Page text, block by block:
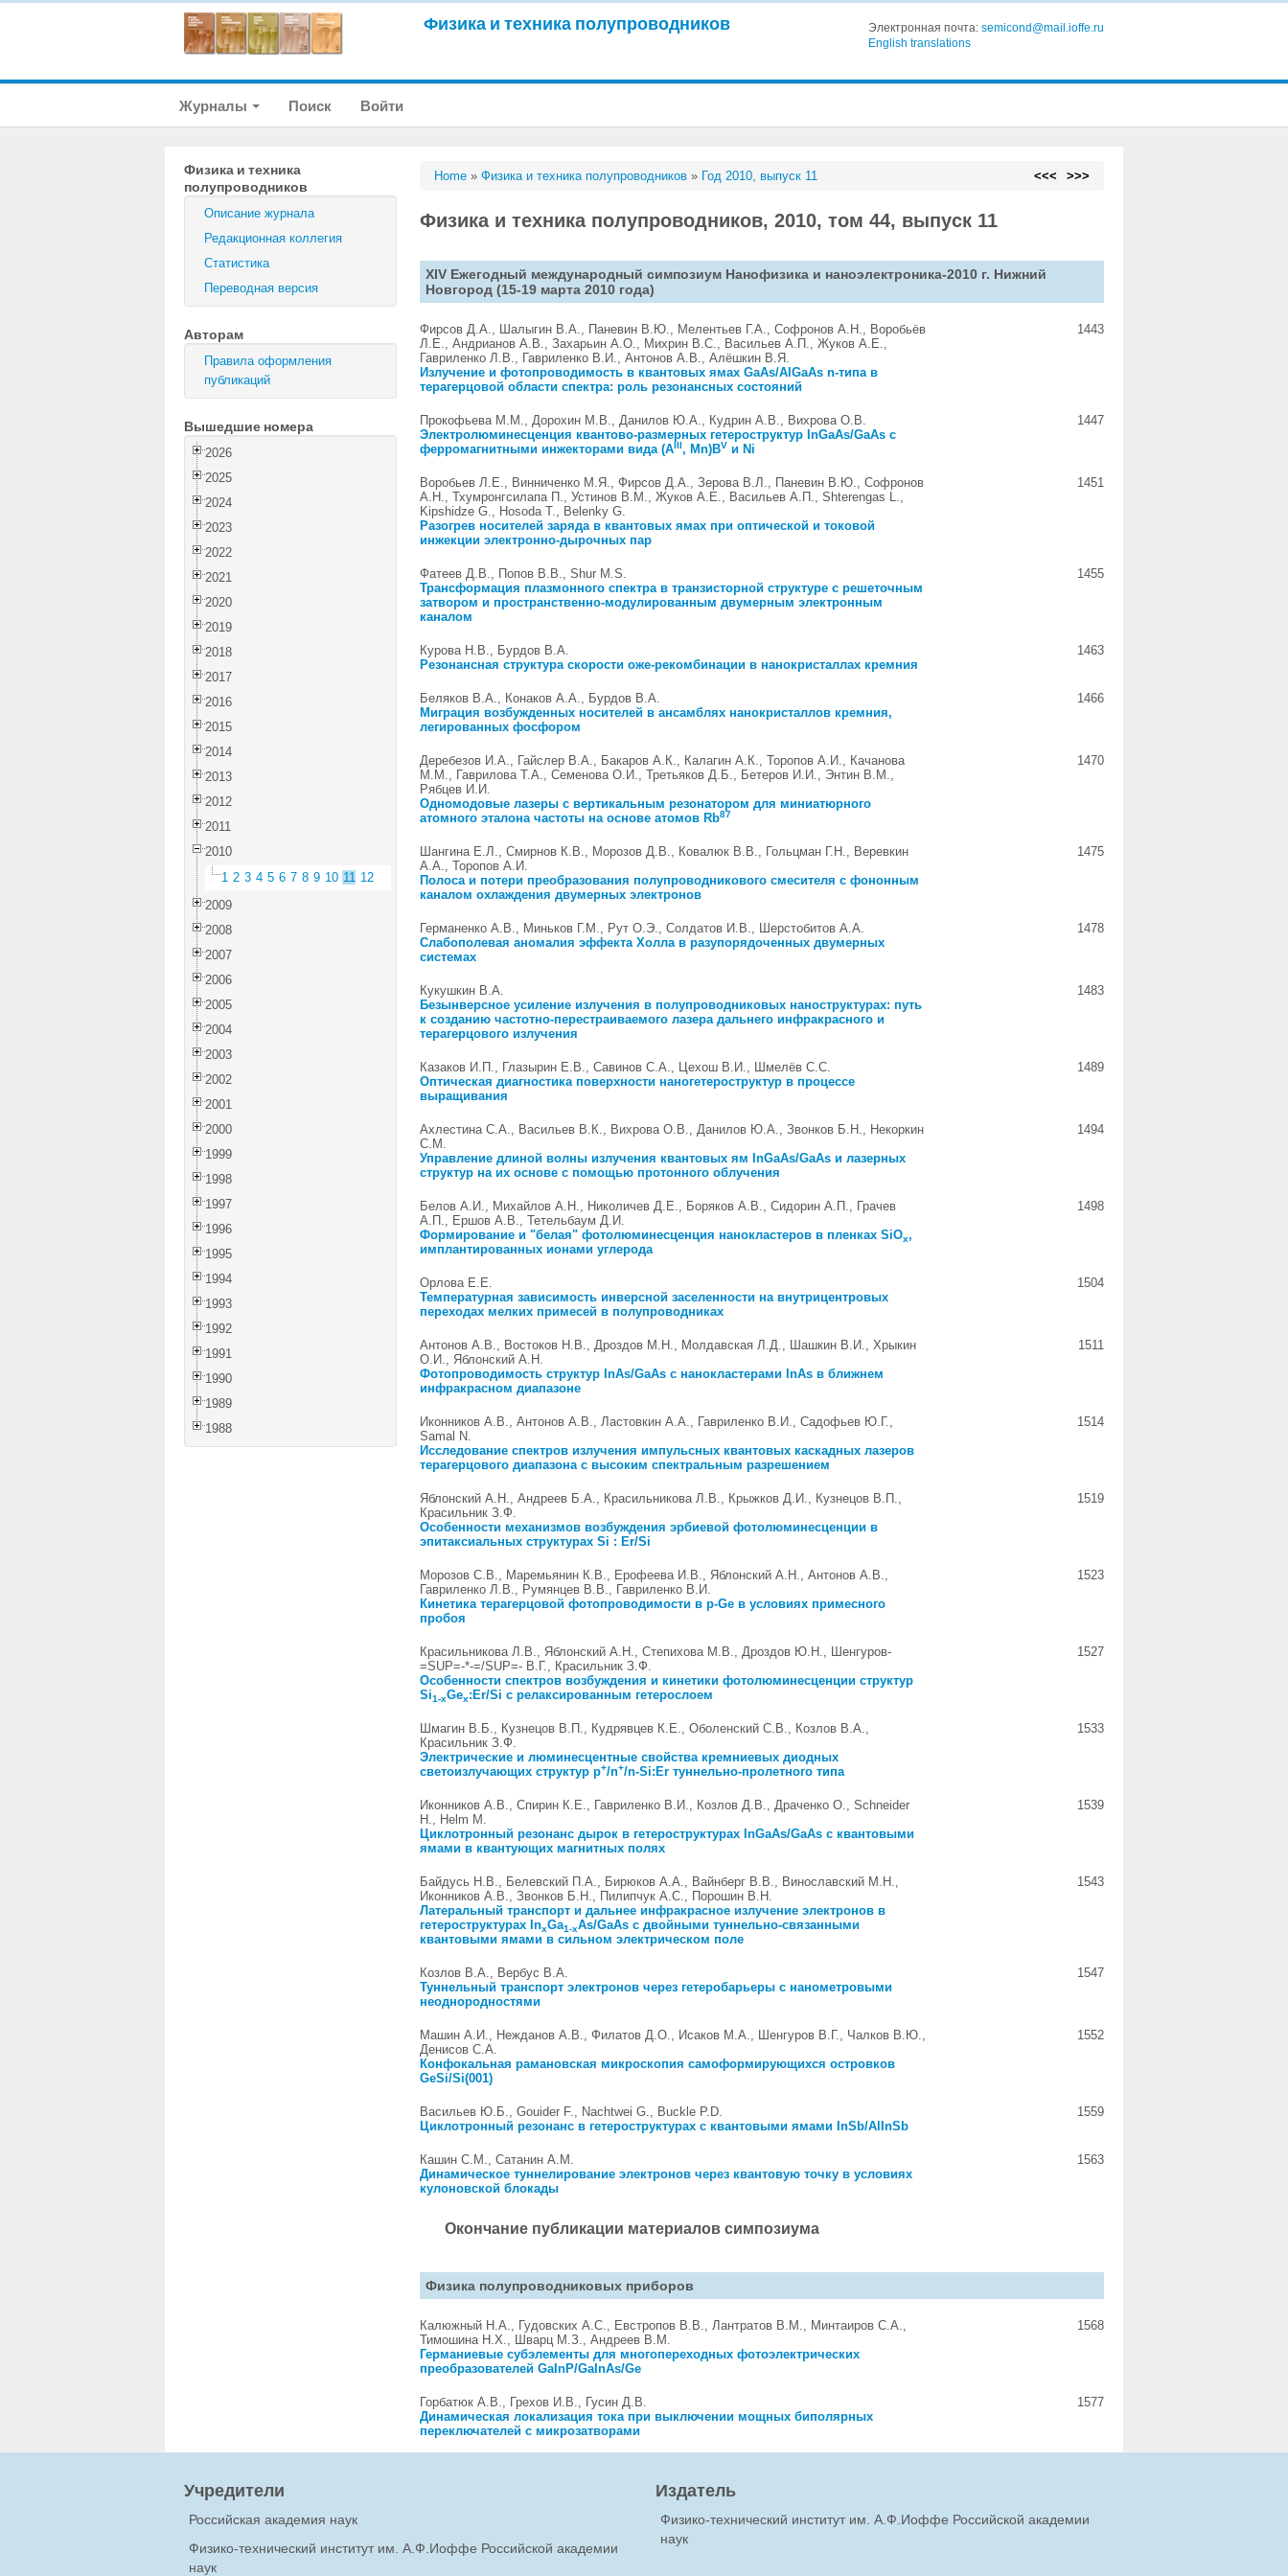
Физика и техника полупроводников Электронная почта: semicond@mail.ioffe.ru
English translations
Журналы Поиск Войти
Физика и техника
полупроводников
Описание журнала
Редакционная коллегия
Статистика
Переводная версия
Авторам
Правила оформления
публикаций
Вышедшие номера
2026
2025
2024
2023
2022
2021
2020
2019
2018
2017
2016
2015
2014
2013
2012
2011
2010
1 2 3 4 5 6 7 8 9 10 11 12
2009
2008
2007
2006
2005
2004
2003
2002
2001
2000
1999
1998
1997
1996
1995
1994
1993
1992
1991
1990
1989
1988
Home »Физика и техника полупроводников » Год 2010, выпуск 11 <<< >>>
Физика и техника полупроводников, 2010, том 44, выпуск 11
XIV Ежегодный международный симпозиум Нанофизика и наноэлектроника-2010 г. Нижний
Новгород (15-19 марта 2010 года)
Фирсов Д.А., Шалыгин В.А., Паневин В.Ю., Мелентьев Г.А., Софронов А.Н., Воробьёв
Л.Е., Андрианов А.В., Захарьин А.О., Михрин В.С., Васильев А.П., Жуков А.Е.,
Гавриленко Л.В., Гавриленко В.И., Антонов А.В., Алёшкин В.Я.
Излучение и фотопроводимость в квантовых ямах GaAs/AlGaAs n-типа в
терагерцовой области спектра: роль резонансных состояний
1443
Прокофьева М.М., Дорохин М.В., Данилов Ю.А., Кудрин А.В., Вихрова О.В.
Электролюминесценция квантово-размерных гетероструктур InGaAs/GaAs с
ферромагнитными инжекторами вида (AIII, Mn)BV и Ni
1447
Воробьев Л.Е., Винниченко М.Я., Фирсов Д.А., Зерова В.Л., Паневин В.Ю., Софронов
А.Н., Тхумронгсилапа П., Устинов В.М., Жуков А.Е., Васильев А.П., Shterengas L.,
Kipshidze G., Hosoda T., Belenky G.
Разогрев носителей заряда в квантовых ямах при оптической и токовой
инжекции электронно-дырочных пар
1451
Фатеев Д.В., Попов В.В., Shur M.S.
Трансформация плазмонного спектра в транзисторной структуре с решеточным
затвором и пространственно-модулированным двумерным электронным
каналом
1455
Курова Н.В., Бурдов В.А.
Резонансная структура скорости оже-рекомбинации в нанокристаллах кремния
1463
Беляков В.А., Конаков А.А., Бурдов В.А.
Миграция возбужденных носителей в ансамблях нанокристаллов кремния,
легированных фосфором
1466
Деребезов И.А., Гайслер В.А., Бакаров А.К., Калагин А.К., Торопов А.И., Качанова
М.М., Гаврилова Т.А., Семенова О.И., Третьяков Д.Б., Бетеров И.И., Энтин В.М.,
Рябцев И.И.
Одномодовые лазеры с вертикальным резонатором для миниатюрного
атомного эталона частоты на основе атомов Rb87
1470
Шангина Е.Л., Смирнов К.В., Морозов Д.В., Ковалюк В.В., Гольцман Г.Н., Веревкин
А.А., Торопов А.И.
Полоса и потери преобразования полупроводникового смесителя с фононным
каналом охлаждения двумерных электронов
1475
Германенко А.В., Миньков Г.М., Рут О.Э., Солдатов И.В., Шерстобитов А.А.
Слабополевая аномалия эффекта Холла в разупорядоченных двумерных
системах
1478
Кукушкин В.А.
Безынверсное усиление излучения в полупроводниковых наноструктурах: путь
к созданию частотно-перестраиваемого лазера дальнего инфракрасного и
терагерцового излучения
1483
Казаков И.П., Глазырин Е.В., Савинов С.А., Цехош В.И., Шмелёв С.С.
Оптическая диагностика поверхности наногетероструктур в процессе
выращивания
1489
Ахлестина С.А., Васильев В.К., Вихрова О.В., Данилов Ю.А., Звонков Б.Н., Некоркин
С.М.
Управление длиной волны излучения квантовых ям InGaAs/GaAs и лазерных
структур на их основе с помощью протонного облучения
1494
Белов А.И., Михайлов А.Н., Николичев Д.Е., Боряков А.В., Сидорин А.П., Грачев
А.П., Ершов А.В., Тетельбаум Д.И.
Формирование и "белая" фотолюминесценция нанокластеров в пленках SiOx,
имплантированных ионами углерода
1498
Орлова Е.Е.
Температурная зависимость инверсной заселенности на внутрицентровых
переходах мелких примесей в полупроводниках
1504
Антонов А.В., Востоков Н.В., Дроздов М.Н., Молдавская Л.Д., Шашкин В.И., Хрыкин
О.И., Яблонский А.Н.
Фотопроводимость структур InAs/GaAs с нанокластерами InAs в ближнем
инфракрасном диапазоне
1511
Иконников А.В., Антонов А.В., Ластовкин А.А., Гавриленко В.И., Садофьев Ю.Г.,
Samal N.
Исследование спектров излучения импульсных квантовых каскадных лазеров
терагерцового диапазона с высоким спектральным разрешением
1514
Яблонский А.Н., Андреев Б.А., Красильникова Л.В., Крыжков Д.И., Кузнецов В.П.,
Красильник З.Ф.
Особенности механизмов возбуждения эрбиевой фотолюминесценции в
эпитаксиальных структурах Si : Er/Si
1519
Морозов С.В., Маремьянин К.В., Ерофеева И.В., Яблонский А.Н., Антонов А.В.,
Гавриленко Л.В., Румянцев В.В., Гавриленко В.И.
Кинетика терагерцовой фотопроводимости в p-Ge в условиях примесного
пробоя
1523
Красильникова Л.В., Яблонский А.Н., Степихова М.В., Дроздов Ю.Н., Шенгуров-
=SUP=-*-=/SUP=- В.Г., Красильник З.Ф.
Особенности спектров возбуждения и кинетики фотолюминесценции структур
Si1-xGex:Er/Si с релаксированным гетерослоем
1527
Шмагин В.Б., Кузнецов В.П., Кудрявцев К.Е., Оболенский С.В., Козлов В.А.,
Красильник З.Ф.
Электрические и люминесцентные свойства кремниевых диодных
светоизлучающих структур p+/n+/n-Si:Er туннельно-пролетного типа
1533
Иконников А.В., Спирин К.Е., Гавриленко В.И., Козлов Д.В., Драченко О., Schneider
H., Helm M.
Циклотронный резонанс дырок в гетероструктурах InGaAs/GaAs с квантовыми
ямами в квантующих магнитных полях
1539
Байдусь Н.В., Белевский П.А., Бирюков А.А., Вайнберг В.В., Винославский М.Н.,
Иконников А.В., Звонков Б.Н., Пилипчук А.С., Порошин В.Н.
Латеральный транспорт и дальнее инфракрасное излучение электронов в
гетероструктурах InxGa1-xAs/GaAs с двойными туннельно-связанными
квантовыми ямами в сильном электрическом поле
1543
Козлов В.А., Вербус В.А.
Туннельный транспорт электронов через гетеробарьеры с нанометровыми
неоднородностями
1547
Машин А.И., Нежданов А.В., Филатов Д.О., Исаков М.А., Шенгуров В.Г., Чалков В.Ю.,
Денисов С.А.
Конфокальная рамановская микроскопия самоформирующихся островков
GeSi/Si(001)
1552
Васильев Ю.Б., Gouider F., Nachtwei G., Buckle P.D.
Циклотронный резонанс в гетероструктурах с квантовыми ямами InSb/AlInSb
1559
Кашин С.М., Сатанин А.М.
Динамическое туннелирование электронов через квантовую точку в условиях
кулоновской блокады
1563
Окончание публикации материалов симпозиума
Физика полупроводниковых приборов
Калюжный Н.А., Гудовских А.С., Евстропов В.В., Лантратов В.М., Минтаиров С.А.,
Тимошина Н.Х., Шварц М.З., Андреев В.М.
Германиевые субэлементы для многопереходных фотоэлектрических
преобразователей GaInP/GaInAs/Ge
1568
Горбатюк А.В., Грехов И.В., Гусин Д.В.
Динамическая локализация тока при выключении мощных биполярных
переключателей с микрозатворами
1577
Учредители
Российская академия наук
Физико-технический институт им. А.Ф.Иоффе Российской академии
наук
Издатель
Физико-технический институт им. А.Ф.Иоффе Российской академии
наук